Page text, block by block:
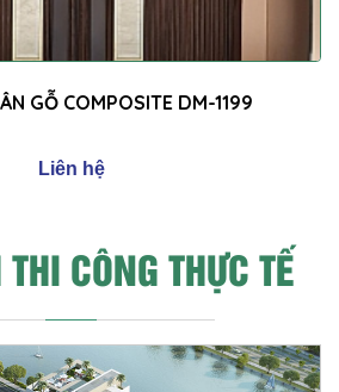
GỖ COMPOSITE DM-1199
Liên hệ
CÔNG THỰC TẾ